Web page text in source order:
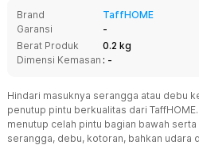
Brand
TaffHOME
Garansi
-
Berat Produk
0.2 kg
Dimensi Kemasan : -
Hindari masuknya serangga atau debu
penutup pintu berkualitas dari
menutup celah pintu bagian bawah
serangga, debu, kotoran, bahkan udara